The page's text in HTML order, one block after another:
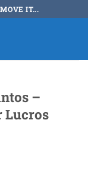
IT...
–
Lucros